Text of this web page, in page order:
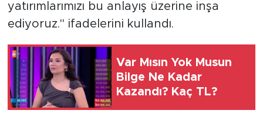
yatırımlarımızı bu anlayış üzerine inşa
ediyoruz." ifadelerini kullandı.
Var Mısın Yok Musun
Bilge Ne Kadar
Kazandı? Kaç TL?